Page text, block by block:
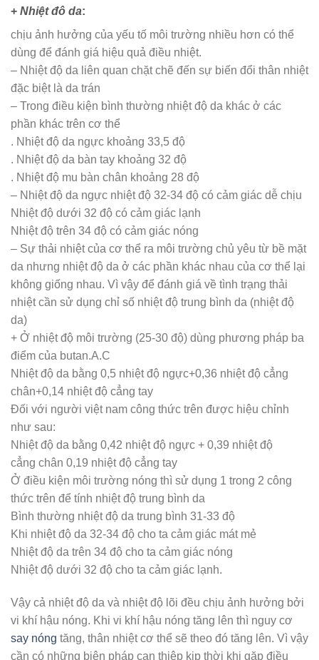
+ Nhiệt đô da:
chịu ảnh hưởng của yếu tố môi trường nhiều hơn có thể
dùng để đánh giá hiệu quả điều nhiệt.
– Nhiệt độ da liên quan chặt chẽ đến sự biến đổi thân nhiệt
đặc biệt là da trán
– Trong điều kiện bình thường nhiệt độ da khác ở các
phần khác trên cơ thể
. Nhiệt độ da ngực khoảng 33,5 độ
. Nhiệt độ da bàn tay khoảng 32 độ
. Nhiệt độ mu bàn chân khoảng 28 độ
– Nhiệt độ da ngực nhiệt độ 32-34 độ có cảm giác dễ chịu
Nhiệt độ dưới 32 độ có cảm giác lạnh
Nhiệt độ trên 34 độ có cảm giác nóng
– Sự thải nhiệt của cơ thể ra môi trường chủ yêu từ bề mặt
da nhưng nhiệt độ da ở các phần khác nhau của cơ thể lại
không giống nhau. Vì vậy để đánh giá về tình trạng thải
nhiệt cần sử dụng chỉ số nhiệt độ trung bình da (nhiệt độ
da)
+ Ở nhiệt độ môi trường (25-30 độ) dùng phương pháp ba
điểm của butan.A.C
Nhiệt độ da bằng 0,5 nhiệt độ ngực+0,36 nhiệt độ cẳng
chân+0,14 nhiệt độ cẳng tay
Đối với người việt nam công thức trên được hiệu chỉnh
như sau:
Nhiệt độ da bằng 0,42 nhiệt độ ngực + 0,39 nhiệt độ
cẳng chân 0,19 nhiệt độ cẳng tay
Ở điều kiện môi trường nóng thì sử dụng 1 trong 2 công
thức trên để tính nhiệt độ trung bình da
Bình thường nhiệt độ da trung bình 31-33 độ
Khi nhiệt độ da 32-34 độ cho ta cảm giác mát mẻ
Nhiệt độ da trên 34 độ cho ta cảm giác nóng
Nhiệt độ dưới 32 độ cho ta cảm giác lạnh.
Vậy cả nhiệt độ da và nhiệt độ lõi đều chịu ảnh hưởng bởi
vi khí hậu nóng. Khi vi khí hậu nóng tăng lên thì nguy cơ
say nóng tăng, thân nhiệt cơ thể sẽ theo đó tăng lên. Vì vậy
cần có những biện pháp can thiệp kịp thời khi gặp điều